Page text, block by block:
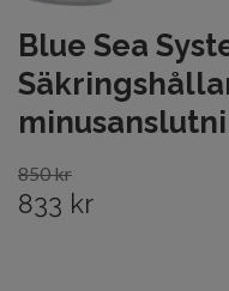
Blue Sea
850 kr
833 kr